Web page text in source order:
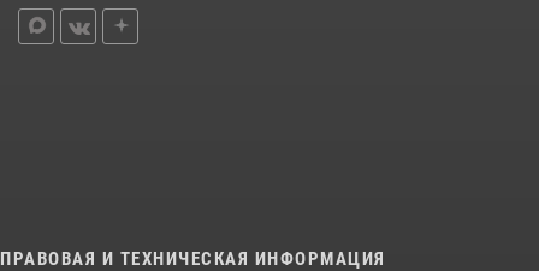
ПРАВОВАЯ И ТЕХНИЧЕСКАЯ ИНФОРМАЦИЯ